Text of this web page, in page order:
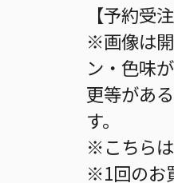
【予約受
※画像は
ン・色味
更等があ
す。
※こちらは
※1回のお